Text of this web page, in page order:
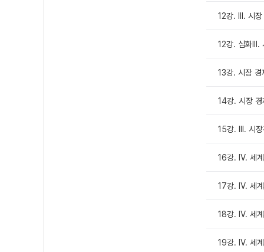
12강. Ⅲ. 시
12강. 심화III.
13강. 시장
14강. 시장
15강. III. 시
16강. Ⅳ. 세계
17강. Ⅳ. 세계
18강. Ⅳ. 세계
19강. Ⅳ. 세계